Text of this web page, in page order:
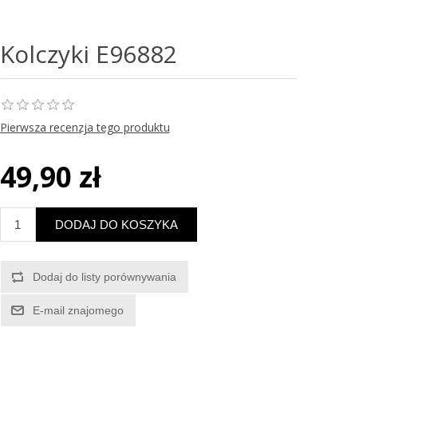
Kolczyki E96882
Pierwsza recenzja tego produktu
49,90 zł